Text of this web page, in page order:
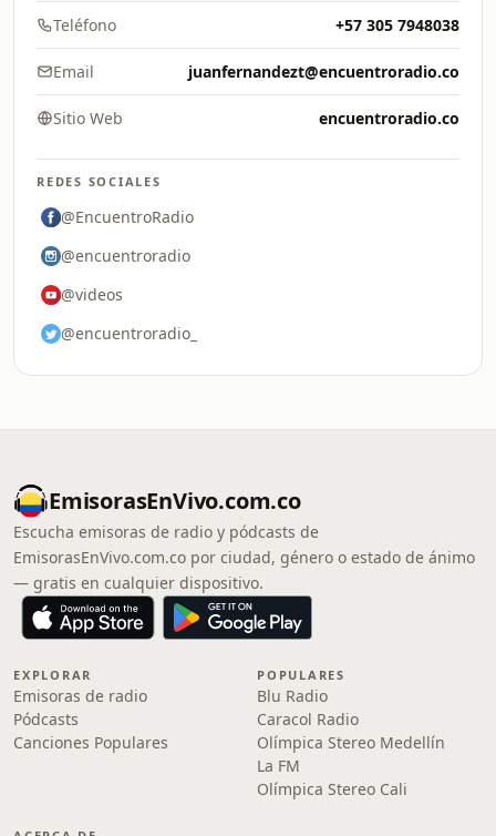
Teléfono +57 305 7948038
Email juanfernandezt@encuentroradio.co
Sitio Web encuentroradio.co
REDES SOCIALES
@EncuentroRadio
@encuentroradio
@videos
@encuentroradio_
EmisorasEnVivo.com.co
Escucha emisoras de radio y pódcasts de
EmisorasEnVivo.com.co por ciudad, género o estado de ánimo
— gratis en cualquier dispositivo.
EXPLORAR
Emisoras de radio
Pódcasts
Canciones Populares
POPULARES
Blu Radio
Caracol Radio
Olímpica Stereo Medellín
La FM
Olímpica Stereo Cali